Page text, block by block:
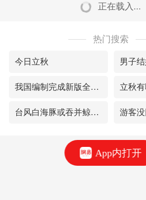
正在载入...
热门搜索
今日立秋
我国编制完成新版全月地质图 立秋
台风白海豚或吞并鲸鱼 登陆地点更新
App内打开